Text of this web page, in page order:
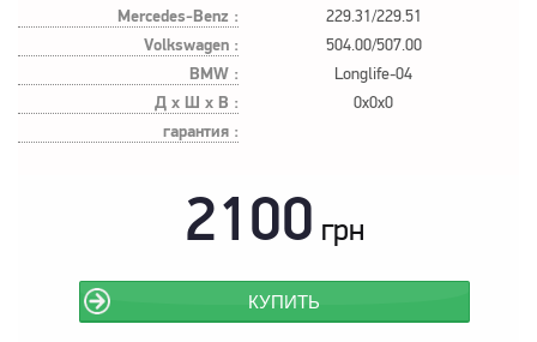
Mercedes-Benz : 229.31/229.51
Volkswagen : 504.00/507.00
BMW : Longlife-04
Д х Ш х В : 0x0x0
гарантия :
2100 грн
КУПИТЬ